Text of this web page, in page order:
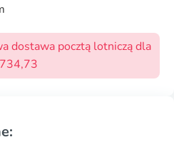
dostawa pocztą lotniczą dla